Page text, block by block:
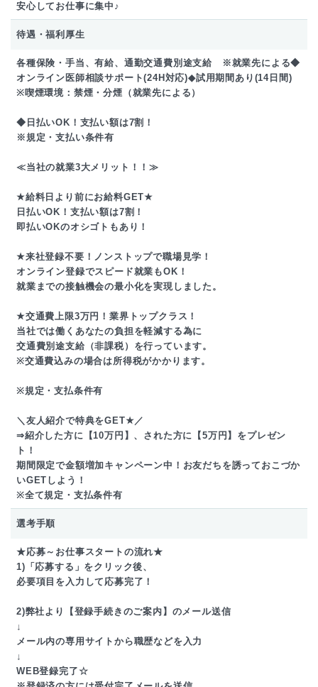
安心してお仕事に集中♪
待遇・福利厚生
各種保険・手当、有給、通勤交通費別途支給 ※就業先による◆
オンライン医師相談サポート(24H対応)◆試用期間あり(14日間)
※喫煙環境：禁煙・分煙（就業先による）
◆日払いOK！支払い額は7割！
※規定・支払い条件有
≪当社の就業3大メリット！！≫
★給料日より前にお給料GET★
日払いOK！支払い額は7割！
即払いOKのオシゴトもあり！
★来社登録不要！ノンストップで職場見学！
オンライン登録でスピード就業もOK！
就業までの接触機会の最小化を実現しました。
★交通費上限3万円！業界トップクラス！
当社では働くあなたの負担を軽減する為に
交通費別途支給（非課税）を行っています。
※交通費込みの場合は所得税がかかります。
※規定・支払条件有
＼友人紹介で特典をGET★／
⇒紹介した方に【10万円】、された方に【5万円】をプレゼン
ト！
期間限定で金額増加キャンペーン中！お友だちを誘っておこづか
いGETしよう！
※全て規定・支払条件有
選考手順
★応募～お仕事スタートの流れ★
1)「応募する」をクリック後、
必要項目を入力して応募完了！
2)弊社より【登録手続きのご案内】のメール送信
↓
メール内の専用サイトから職歴などを入力
↓
WEB登録完了☆